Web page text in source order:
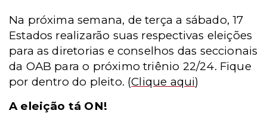
Na próxima semana, de terça a sábado, 17
Estados realizarão suas respectivas eleições
para as diretorias e conselhos das seccionais
da OAB para o próximo triênio 22/24. Fique
por dentro do pleito. (Clique aqui)
A eleição tá ON!